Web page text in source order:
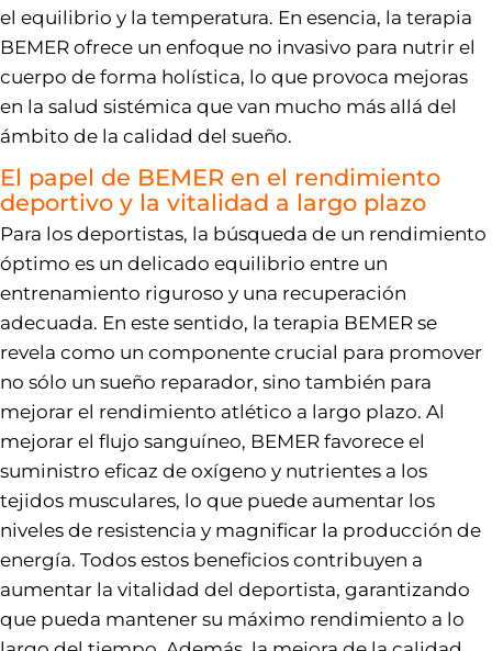
el equilibrio y la temperatura. En esencia, la terapia
BEMER ofrece un enfoque no invasivo para nutrir el
cuerpo de forma holística, lo que provoca mejoras
en la salud sistémica que van mucho más allá del
ámbito de la calidad del sueño.
El papel de BEMER en el rendimiento
deportivo y la vitalidad a largo plazo
Para los deportistas, la búsqueda de un rendimiento
óptimo es un delicado equilibrio entre un
entrenamiento riguroso y una recuperación
adecuada. En este sentido, la terapia BEMER se
revela como un componente crucial para promover
no sólo un sueño reparador, sino también para
mejorar el rendimiento atlético a largo plazo. Al
mejorar el flujo sanguíneo, BEMER favorece el
suministro eficaz de oxígeno y nutrientes a los
tejidos musculares, lo que puede aumentar los
niveles de resistencia y magnificar la producción de
energía. Todos estos beneficios contribuyen a
aumentar la vitalidad del deportista, garantizando
que pueda mantener su máximo rendimiento a lo